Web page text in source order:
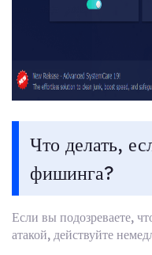
Что делать,
фишинга?
Если вы подозреваете,
атакой, действуйте